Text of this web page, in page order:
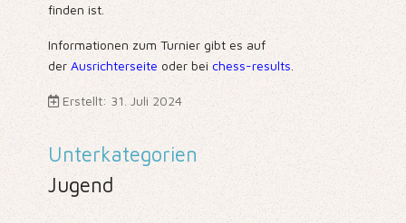
finden ist.
Informationen zum Turnier gibt es auf
der Ausrichterseiteoder bei chess-results
Erstellt: 31. Juli 2024
Unterkategorien
Jugend